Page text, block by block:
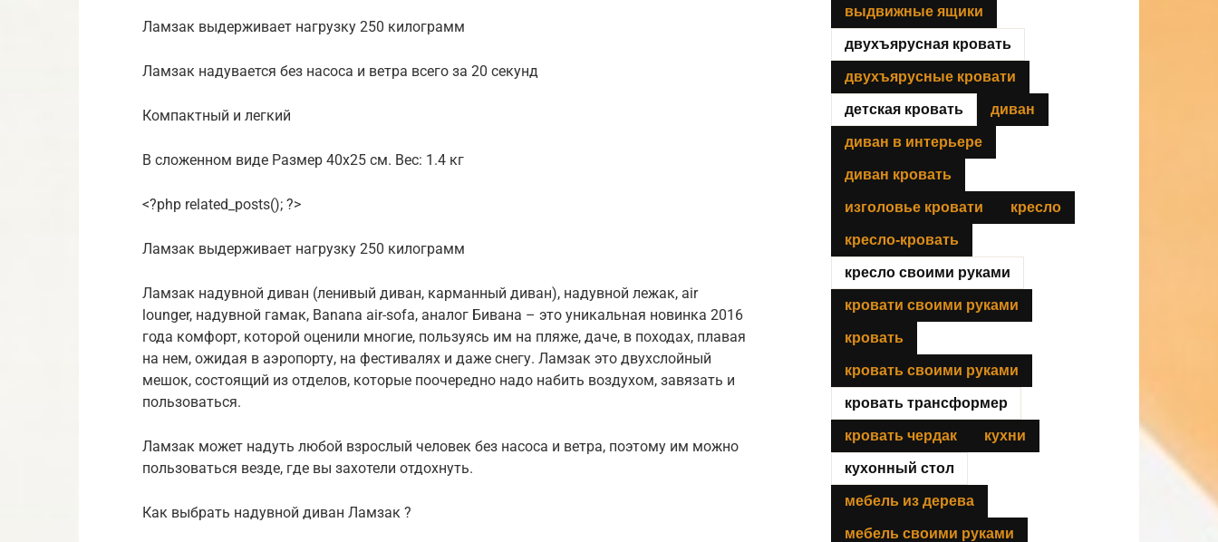
Ламзак выдерживает нагрузку 250 килограмм
Ламзак надувается без насоса и ветра всего за 20 секунд
Компактный и легкий
В сложенном виде Размер 40х25 см. Вес: 1.4 кг
<?php related_posts(); ?>
Ламзак выдерживает нагрузку 250 килограмм
Ламзак надувной диван (ленивый диван, карманный диван), надувной лежак, air
lounger, надувной гамак, Banana air-sofa, аналог Бивана – это уникальная новинка 2016
года комфорт, которой оценили многие, пользуясь им на пляже, даче, в походах, плавая
на нем, ожидая в аэропорту, на фестивалях и даже снегу. Ламзак это двухслойный
мешок, состоящий из отделов, которые поочередно надо набить воздухом, завязать и
пользоваться.
Ламзак может надуть любой взрослый человек без насоса и ветра, поэтому им можно
пользоваться везде, где вы захотели отдохнуть.
Как выбрать надувной диван Ламзак ?
выдвижные ящики
двухъярусная кровать
двухъярусные кровати
детская кровать диван
диван в интерьере
диван кровать
изголовье кровати кресло
кресло-кровать
кресло своими руками
кровати своими руками
кровать
кровать своими руками
кровать трансформер
кровать чердак кухни
кухонный стол
мебель из дерева
мебель своими руками